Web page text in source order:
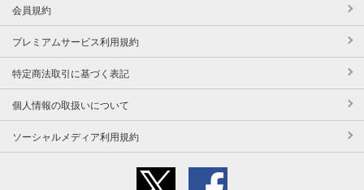
会員規約
プレミアムサービス利用規約
特定商法取引に基づく表記
個人情報の取扱いについて
ソーシャルメディア利用規約